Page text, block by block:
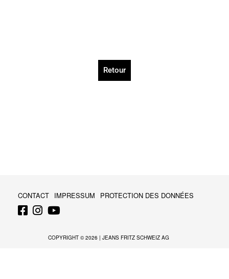
Retour
CONTACT IMPRESSUM PROTECTION DES DONNÉES
COPYRIGHT © 2026 | JEANS FRITZ SCHWEIZ AG